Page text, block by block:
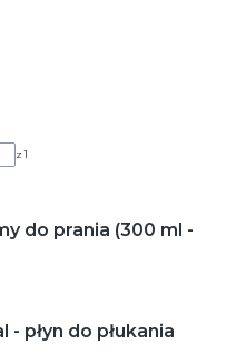
z 1
do prania (300 ml -
płyn do płukania